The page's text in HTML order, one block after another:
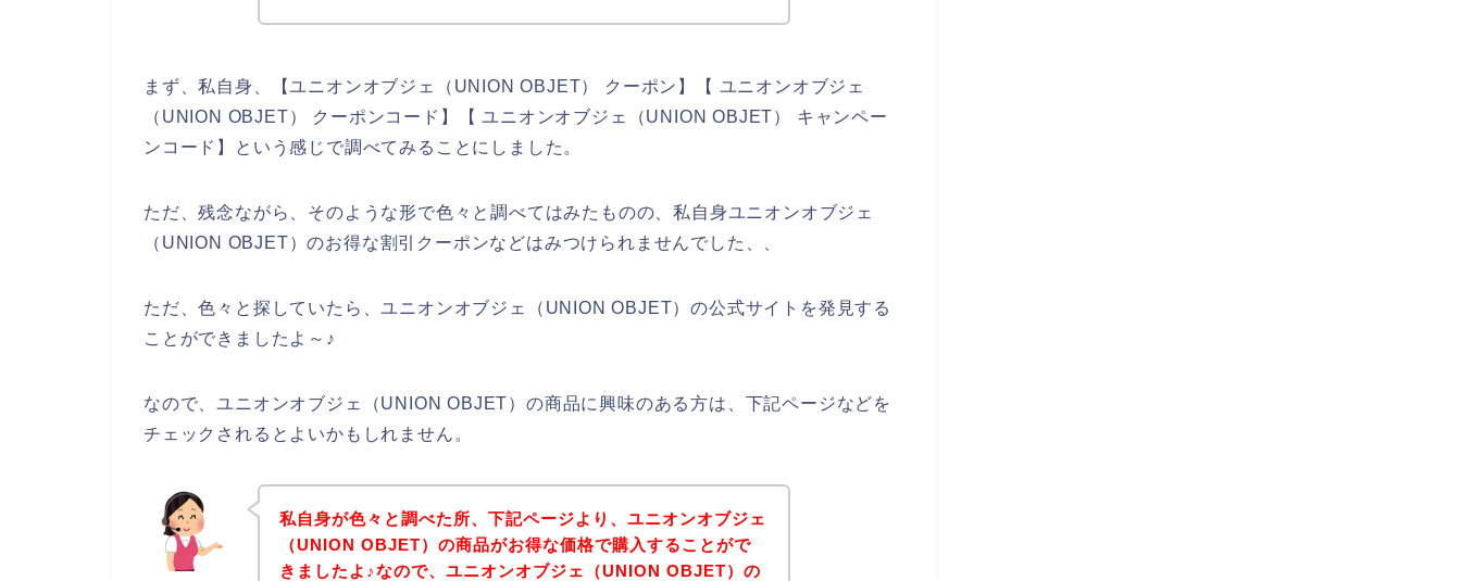
まず、私自身、【ユニオンオブジェ（UNION OBJET） クーポン】【 ユニオンオブジェ
（UNION OBJET） クーポンコード】【 ユニオンオブジェ（UNION OBJET） キャンペー
ンコード】という感じで調べてみることにしました。
ただ、残念ながら、そのような形で色々と調べてはみたものの、私自身ユニオンオブジェ
（UNION OBJET）のお得な割引クーポンなどはみつけられませんでした、、
ただ、色々と探していたら、ユニオンオブジェ（UNION OBJET）の公式サイトを発見する
ことができましたよ～♪
なので、ユニオンオブジェ（UNION OBJET）の商品に興味のある方は、下記ページなどを
チェックされるとよいかもしれません。
私自身が色々と調べた所、下記ページより、ユニオンオブジェ
（UNION OBJET）の商品がお得な価格で購入することがで
きましたよ♪なので、ユニオンオブジェ（UNION OBJET）の